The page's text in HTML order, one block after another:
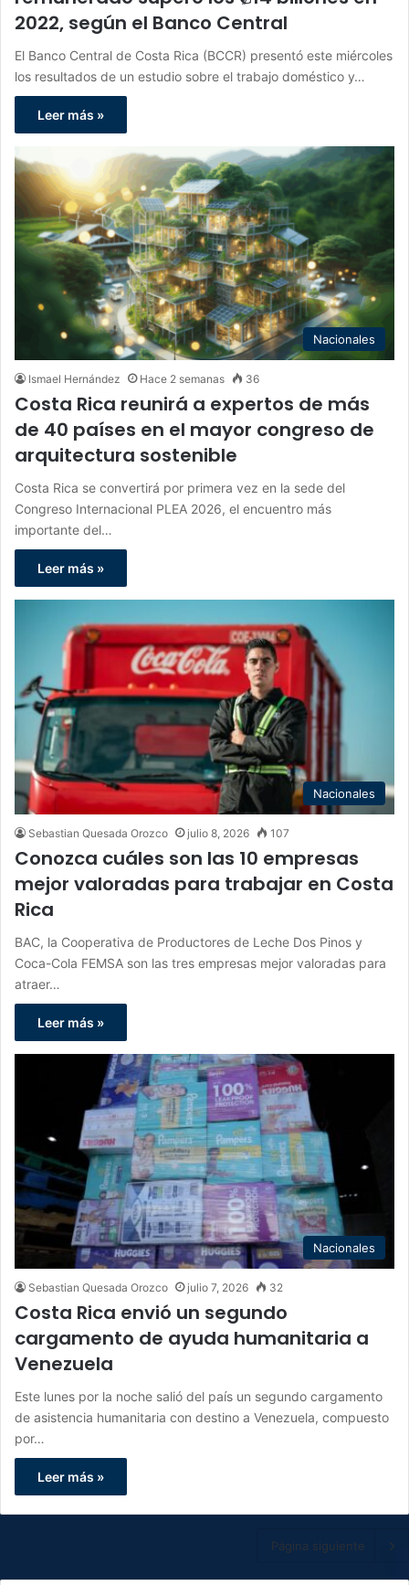
2022, según el Banco Central
El Banco Central de Costa Rica (BCCR) presentó este miércoles
los resultados de un estudio sobre el trabajo doméstico y…
Leer más »
Nacionales
Ismael Hernández Hace 2 semanas 36
Costa Rica reunirá a expertos de más
de 40 países en el mayor congreso de
arquitectura sostenible
Costa Rica se convertirá por primera vez en la sede del
Congreso Internacional PLEA 2026, el encuentro más
importante del…
Leer más »
Nacionales
Sebastian Quesada Orozco julio 8, 2026 107
Conozca cuáles son las 10 empresas
mejor valoradas para trabajar en Costa
Rica
BAC, la Cooperativa de Productores de Leche Dos Pinos y
Coca-Cola FEMSA son las tres empresas mejor valoradas para
atraer…
Leer más »
Nacionales
Sebastian Quesada Orozco julio 7, 2026 32
Costa Rica envió un segundo
cargamento de ayuda humanitaria a
Venezuela
Este lunes por la noche salió del país un segundo cargamento
de asistencia humanitaria con destino a Venezuela, compuesto
por…
Leer más »
Página siguiente